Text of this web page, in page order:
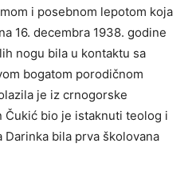
i posebnom lepotom koja
16. decembra 1938. godine
nogu bila u kontaktu sa
bogatom porodičnom
je iz crnogorske
Čukić bio je istaknuti teolog i
bila prva školovana